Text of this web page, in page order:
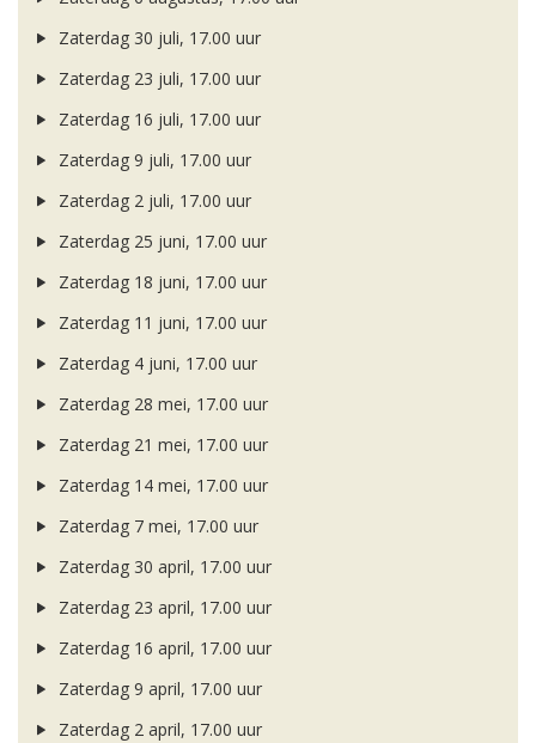
Zaterdag 30 juli, 17.00 uur
Zaterdag 23 juli, 17.00 uur
Zaterdag 16 juli, 17.00 uur
Zaterdag 9 juli, 17.00 uur
Zaterdag 2 juli, 17.00 uur
Zaterdag 25 juni, 17.00 uur
Zaterdag 18 juni, 17.00 uur
Zaterdag 11 juni, 17.00 uur
Zaterdag 4 juni, 17.00 uur
Zaterdag 28 mei, 17.00 uur
Zaterdag 21 mei, 17.00 uur
Zaterdag 14 mei, 17.00 uur
Zaterdag 7 mei, 17.00 uur
Zaterdag 30 april, 17.00 uur
Zaterdag 23 april, 17.00 uur
Zaterdag 16 april, 17.00 uur
Zaterdag 9 april, 17.00 uur
Zaterdag 2 april, 17.00 uur